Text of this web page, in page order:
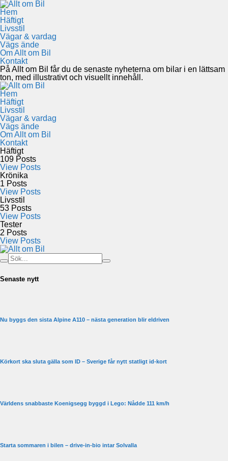
Hem
Häftigt
Livsstil
Vägar & vardag
Vägs ände
Om Allt om Bil
Kontakt
På Allt om Bil får du de senaste nyheterna om bilar i en lättsam
ton, med illustrativt och visuellt innehåll.
Hem
Häftigt
Livsstil
Vägar & vardag
Vägs ände
Om Allt om Bil
Kontakt
Häftigt
109 Posts
View Posts
Krönika
1 Posts
View Posts
Livsstil
53 Posts
View Posts
Tester
2 Posts
View Posts
Senaste nytt
Nu byggs den sista Alpine A110 – nästa generation blir eldriven
Körkort ska sluta gälla som ID – Sverige får nytt statligt id-kort
Världens snabbaste Koenigsegg byggd i Lego: Nådde 111 km/h
Starta sommaren i bilen – drive-in-bio intar Solvalla